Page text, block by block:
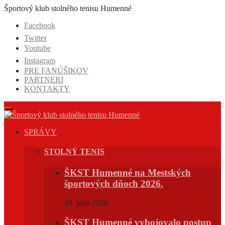
Prejsť
obsah
Športový klub stolného tenisu Humenné
Facebook
Twitter
Youtube
Instagram
PRE FANÚŠIKOV
PARTNERI
KONTAKTY
SPRÁVY
STOLNÝ TENIS
ŠKST Humenné na Mestských
športových dňoch 2026.
19. júna 2026
ŠKST Humenné vybojovalo postup